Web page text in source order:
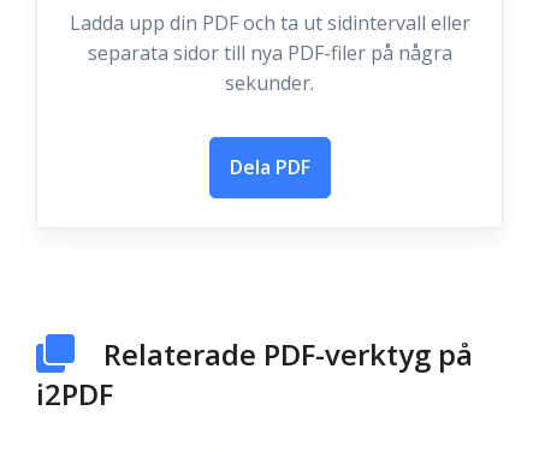
Ladda upp din PDF och ta ut sidintervall eller
separata sidor till nya PDF-filer på några
sekunder.
Dela PDF
Relaterade PDF-verktyg på
i2PDF